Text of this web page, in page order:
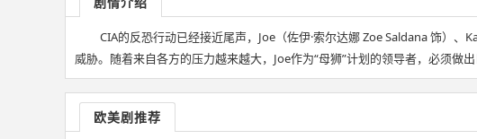
CIA的反恐行动已经接近尾声，Joe（佐伊·索尔达娜 Zoe Saldana 饰）
威胁。随着来自各方的压力越来越大，Joe作为“母狮”计划的领导者，必须做出
欧美剧推荐